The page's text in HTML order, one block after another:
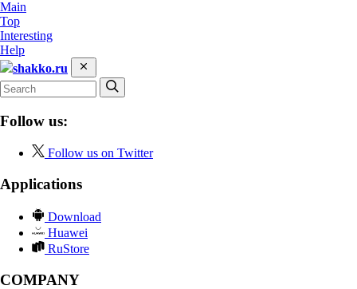
Main
Top
Interesting
Help
shakko.ru
Follow us:
Follow us on Twitter
Applications
Download
Huawei
RuStore
COMPANY